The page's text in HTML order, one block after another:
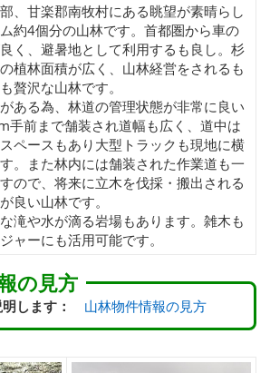
、甘楽郡南牧村にある眺望が素晴らし
約4個分の山林です。首都圏から車の
く、避暑地として利用するも良し。杉
植林面積が広く、山林経営をされるも
贅沢な山林です。
ある為、林道の管理状態が非常に良い
手前まで舗装され道幅も広く、道中は
ペースもあり大型トラックも現地に横
。また林内には舗装された作業道も一
ので、将来に立木を伐採・搬出される
良い山林です。
滝や水が滴る岩場もあります。雑木も
ャーにも活用可能です。
の見方
します： 山林物件情報の見方